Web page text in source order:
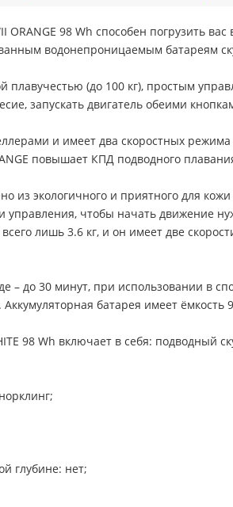
ORANGE 98 Wh способен погрузить
водонепроницаемым батареям
плавучестью (до 100 кг), простым
запускать двигатель обеими
и имеет два скоростных
повышает КПД подводного
из экологичного и приятного для
управления, чтобы начать движение
лишь 3.6 кг, и он имеет две
– до 30 минут, при использовании в
батарея имеет ёмкость
98 Wh включает в себя: подводный
глубине: нет;